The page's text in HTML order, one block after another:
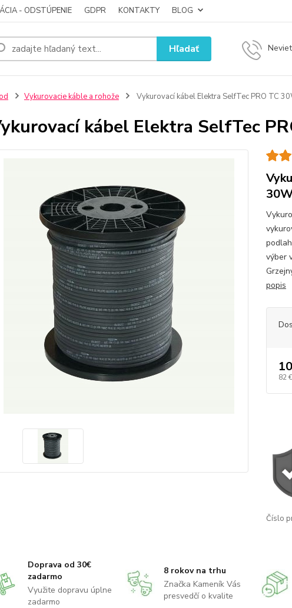
- ODSTÚPENIE GDPR KONTAKTY BLOG
Hľadať
Vykurovacie káble a rohože Vykurovací kábel Elektra SelfTec PRO TC
kábel Elektra SelfTec
výber
popis
82 €
Číslo
Doprava od 30€
zadarmo
Využite dopravu úplne
zadarmo
8 rokov na trhu
Značka Kameník Vás
presvedčí o kvalite